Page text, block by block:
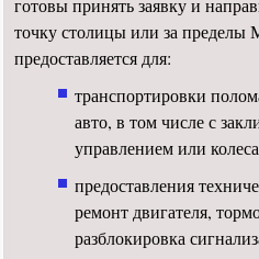
готовы принять заявку и
точку столицы или за
предоставляется для:
транспортировки
авто, в том числе с
управлением или
предоставления
ремонт двигателя,
разблокировка